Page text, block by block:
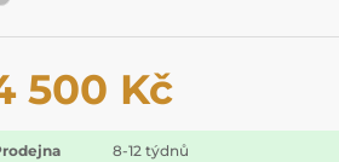
500 Kč
8-12 týdnů